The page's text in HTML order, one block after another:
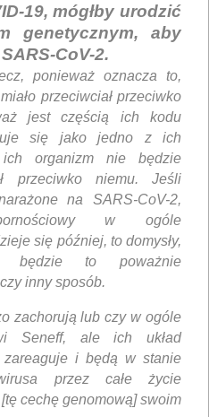
19, mógłby urodzić
genetycznym, aby
CoV-2.
ponieważ oznacza to,
przeciwciał przeciwko
jest częścią ich kodu
się jako jedno z ich
ich organizm nie będzie
przeciwko niemu. Jeśli
na SARS-CoV-2,
w ogóle
się później, to domysły,
będzie to poważnie
inny sposób.
zachorują lub czy w ogóle
Seneff, ale ich układ
zareaguje i będą w stanie
przez całe życie
cechę genomową] swoim